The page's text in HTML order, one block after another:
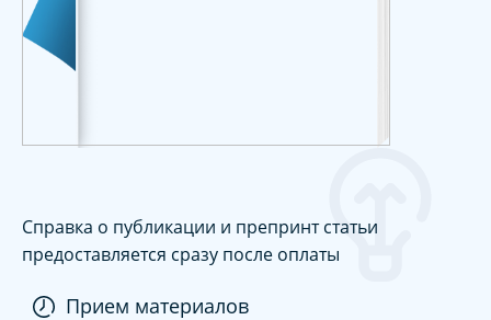
Справка о публикации и препринт статьи
предоставляется сразу после оплаты
Прием материалов